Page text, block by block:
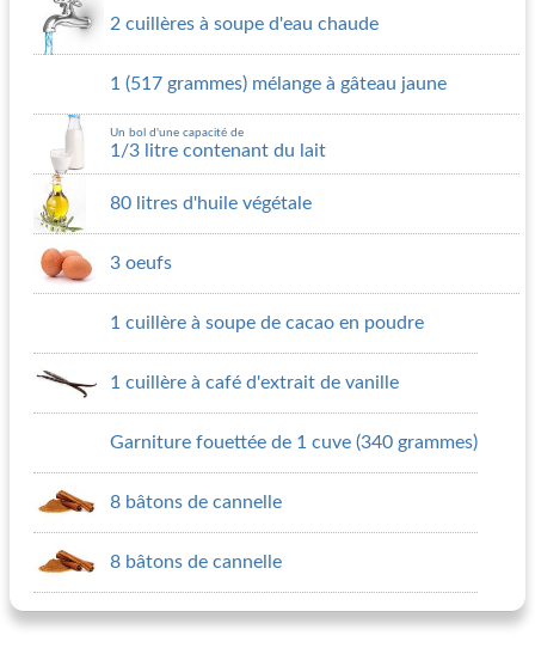
2 cuillères à soupe d'eau chaude
1 (517 grammes) mélange à gâteau jaune
Un bol d'une capacité de
1/3 litre contenant du lait
80 litres d'huile végétale
3 oeufs
1 cuillère à soupe de cacao en poudre
1 cuillère à café d'extrait de vanille
Garniture fouettée de 1 cuve (340 grammes)
8 bâtons de cannelle
8 bâtons de cannelle